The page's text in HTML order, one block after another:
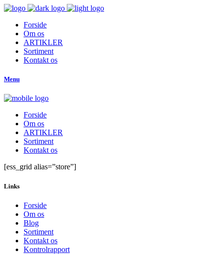
Forside
Om os
ARTIKLER
Sortiment
Kontakt os
Menu
Forside
Om os
ARTIKLER
Sortiment
Kontakt os
[ess_grid alias=”store”]
Links
Forside
Om os
Blog
Sortiment
Kontakt os
Kontrolrapport